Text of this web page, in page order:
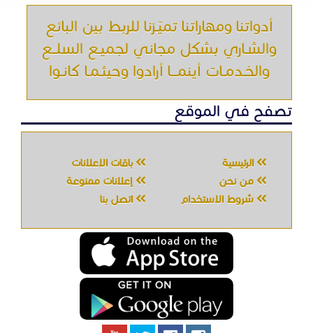
أدواتنا ومهاراتنا تميّـزنا للربط بين البائع
والشـاري بشكل مجاني لجميـع السلــع
والخـدمـات أينمـــا أرادوا وحيثـمـا كانـوا
تصفح في الموقع
الرئيسية
باقات الإعلانات
من نحن
إعلانات ممنوعة
شروط الاستخدام
اتصل بنا